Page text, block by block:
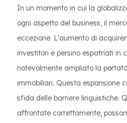
In un momento in cui la
ogni aspetto del business, il
eccezione. L'aumento di
investitori e persino espatriati in
notevolmente ampliato la
immobiliari. Questa espansione
sfida delle barriere linguistiche.
affrontate correttamente,